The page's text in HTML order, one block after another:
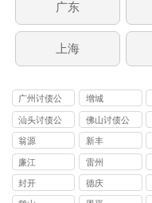
广东
上海
广州讨债公
司
增城
汕头讨债公
司
佛山讨债公
司
翁源 新丰
廉江 雷州
封开 德庆